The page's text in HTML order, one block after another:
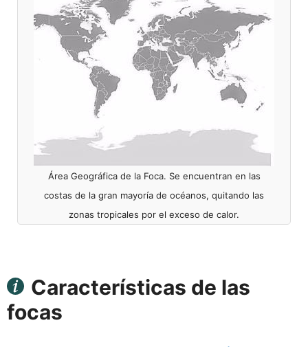
Área Geográfica de la Foca. Se encuentran en las
costas de la gran mayoría de océanos, quitando las
zonas tropicales por el exceso de calor.
Características de las
focas